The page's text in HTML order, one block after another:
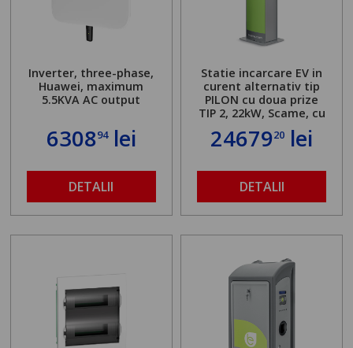
Inverter, three-phase,
Huawei, maximum
5.5KVA AC output
630894lei
DETALII
Statie incarcare EV in
curent alternativ tip
PILON cu doua prize
TIP 2, 22kW, Scame, cu
server local
2467920 lei
DETALII